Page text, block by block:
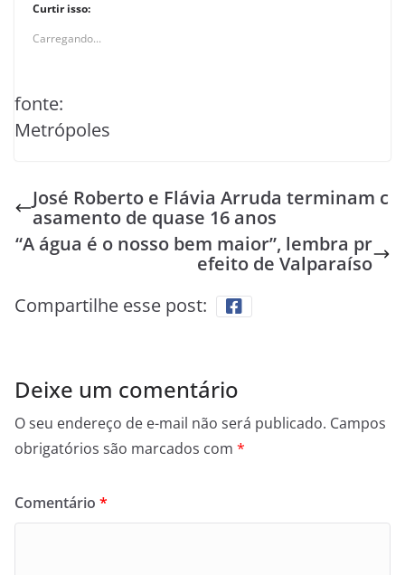
Curtir isso:
Carregando...
fonte:
Metrópoles
José Roberto e Flávia Arruda terminam c
asamento de quase 16 anos
“A água é o nosso bem maior”, lembra pr
efeito de Valparaíso
Compartilhe esse post:
Deixe um comentário
O seu endereço de e-mail não será publicado. Campos
obrigatórios são marcados com *
Comentário *